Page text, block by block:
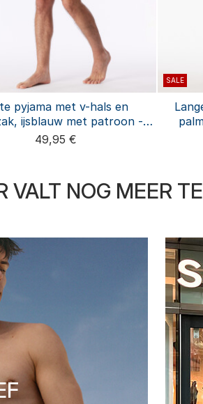
pyjama met v-hals en
ijsblauw met patroon -
Comfort Essentials
49,95 €
SALE
VALT NOG MEER